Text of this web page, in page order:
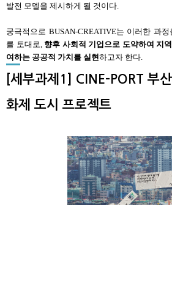
발전 모델을 제시하게 될 것이다
궁극적으로 BUSAN-CREATIVE는 이러한 과
를 토대로 향후 사회적 기업으로 도약하여 지
여하는 공공적 가치를 실현 하고자 한다
[세부과제1] CINE-PORT 부
화제 도시 프로젝트